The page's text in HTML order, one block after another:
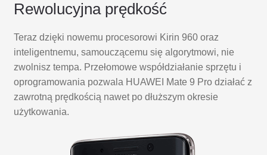
Rewolucyjna prędkość
Teraz dzięki nowemu procesorowi Kirin 960 oraz
inteligentnemu, samouczącemu się algorytmowi, nie
zwolnisz tempa. Przełomowe współdziałanie sprzętu i
oprogramowania pozwala HUAWEI Mate 9 Pro działać z
zawrotną prędkością nawet po dłuższym okresie
użytkowania.